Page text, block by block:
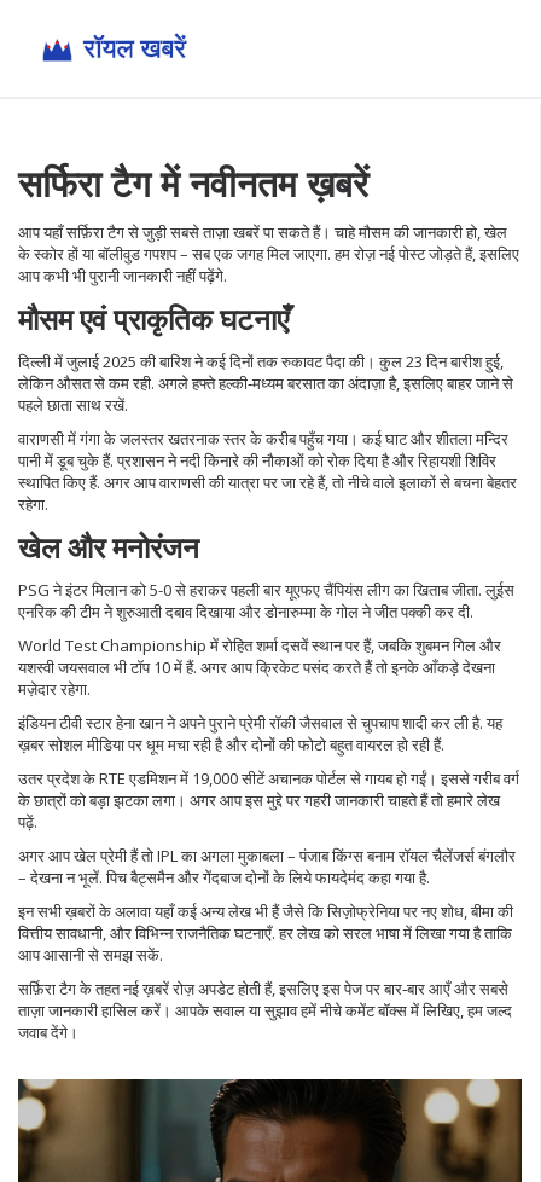
सर्फिरा टैग में नवीनतम ख़बरें
आप यहाँ सर्फ़िरा टैग से जुड़ी सबसे ताज़ा खबरें पा सकते हैं। चाहे मौसम की जानकारी हो, खेल
के स्कोर हों या बॉलीवुड गपशप – सब एक जगह मिल जाएगा. हम रोज़ नई पोस्ट जोड़ते हैं, इसलिए
आप कभी भी पुरानी जानकारी नहीं पढ़ेंगे.
मौसम एवं प्राकृतिक घटनाएँ
दिल्ली में जुलाई 2025 की बारिश ने कई दिनों तक रुकावट पैदा की। कुल 23 दिन बारीश हुई,
लेकिन औसत से कम रही. अगले हफ्ते हल्की‑मध्यम बरसात का अंदाज़ा है, इसलिए बाहर जाने से
पहले छाता साथ रखें.
वाराणसी में गंगा के जलस्तर खतरनाक स्तर के करीब पहुँच गया। कई घाट और शीतला मन्दिर
पानी में डूब चुके हैं. प्रशासन ने नदी किनारे की नौकाओं को रोक दिया है और रिहायशी शिविर
स्थापित किए हैं. अगर आप वाराणसी की यात्रा पर जा रहे हैं, तो नीचे वाले इलाकों से बचना बेहतर
रहेगा.
खेल और मनोरंजन
PSG ने इंटर मिलान को 5-0 से हराकर पहली बार यूएफए चैंपियंस लीग का खिताब जीता. लुईस
एनरिक की टीम ने शुरुआती दबाव दिखाया और डोनारुम्मा के गोल ने जीत पक्की कर दी.
World Test Championship में रोहित शर्मा दसवें स्थान पर हैं, जबकि शुबमन गिल और
यशस्वी जयसवाल भी टॉप 10 में हैं. अगर आप क्रिकेट पसंद करते हैं तो इनके आँकड़े देखना
मज़ेदार रहेगा.
इंडियन टीवी स्टार हेना खान ने अपने पुराने प्रेमी रॉकी जैसवाल से चुपचाप शादी कर ली है. यह
ख़बर सोशल मीडिया पर धूम मचा रही है और दोनों की फोटो बहुत वायरल हो रही हैं.
उतर प्रदेश के RTE एडमिशन में 19,000 सीटें अचानक पोर्टल से गायब हो गईं। इससे गरीब वर्ग
के छात्रों को बड़ा झटका लगा। अगर आप इस मुद्दे पर गहरी जानकारी चाहते हैं तो हमारे लेख
पढ़ें.
अगर आप खेल प्रेमी हैं तो IPL का अगला मुकाबला – पंजाब किंग्स बनाम रॉयल चैलेंजर्स बंगलौर
– देखना न भूलें. पिच बैट्समैन और गेंदबाज दोनों के लिये फायदेमंद कहा गया है.
इन सभी ख़बरों के अलावा यहाँ कई अन्य लेख भी हैं जैसे कि सिज़ोफ्रेनिया पर नए शोध, बीमा की
वित्तीय सावधानी, और विभिन्न राजनैतिक घटनाएँ. हर लेख को सरल भाषा में लिखा गया है ताकि
आप आसानी से समझ सकें.
सर्फ़िरा टैग के तहत नई ख़बरें रोज़ अपडेट होती हैं, इसलिए इस पेज पर बार‑बार आएँ और सबसे
ताज़ा जानकारी हासिल करें। आपके सवाल या सुझाव हमें नीचे कमेंट बॉक्स में लिखिए, हम जल्द
जवाब देंगे।